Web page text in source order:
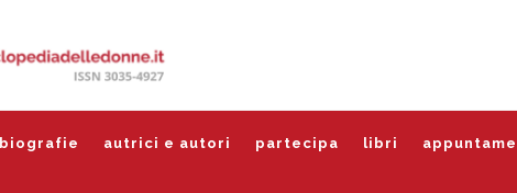
biografie autrici e autori partecipa libri